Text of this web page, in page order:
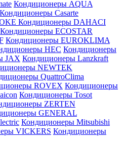
Кондиционеры AQUA
Кондиционеры Casarte
Кондиционеры DAHACI
Кондиционеры ECOSTAR
Кондиционеры EUROKLIMA
HEC Кондиционеры
JAX Кондиционеры Lanzkraft
NEWTEK
QuattroClima
ROVEX Кондиционеры
Кондиционеры Tosot
ZERTEN
GENERAL
Кондиционеры Mitsubishi
VICKERS Кондиционеры